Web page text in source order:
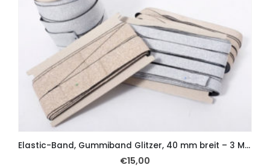
Elastic-Band, Gummiband Glitzer, 40 mm breit – 3 Meter
€15,00